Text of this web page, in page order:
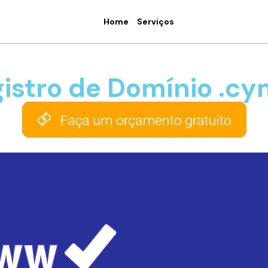
Home Serviços
de Domínio